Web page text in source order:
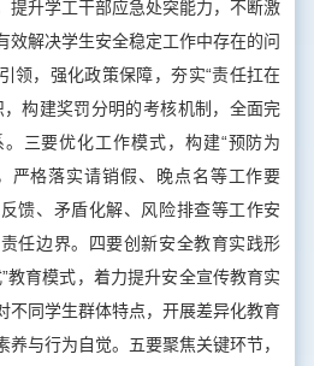
提升学工干部应急处突能力，不断激
效解决学生安全稳定工作中存在的问
领，强化政策保障，夯实“责任扛在
构建奖罚分明的考核机制，全面完
三要优化工作模式，构建“预防为
严格落实请销假、晚点名等工作要
馈、矛盾化解、风险排查等工作安
任边界。四要创新安全教育实践形
教育模式，着力提升安全宣传教育实
不同学生群体特点，开展差异化教育
与行为自觉。五要聚焦关键环节，